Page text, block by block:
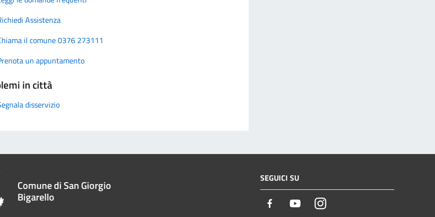
Assistenza
il comune 0376 273111
un appuntamento
in città
disservizio
Comune di San Giorgio
Bigarello
SEGUICI SU
Facebook YoutubeInstagram